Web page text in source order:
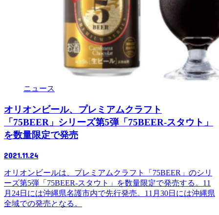
ニュース
オリオンビール、プレミアムクラフト
「75BEER」シリーズ第5弾「75BEER-スタウト」
を数量限定で発売
2021.11.24
オリオンビールは、プレミアムクラフト「75BEER」のシリ
ーズ第5弾「75BEER-スタウト」を数量限定で発売する。11
月24日には沖縄県名護市内で先行発売。11月30日には沖縄県
全域での発売となる。